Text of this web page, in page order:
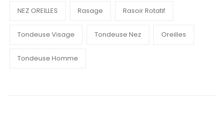
NEZ OREILLES Rasage Rasoir Rotatif
Tondeuse Visage Tondeuse Nez Oreilles
Tondeuse Homme